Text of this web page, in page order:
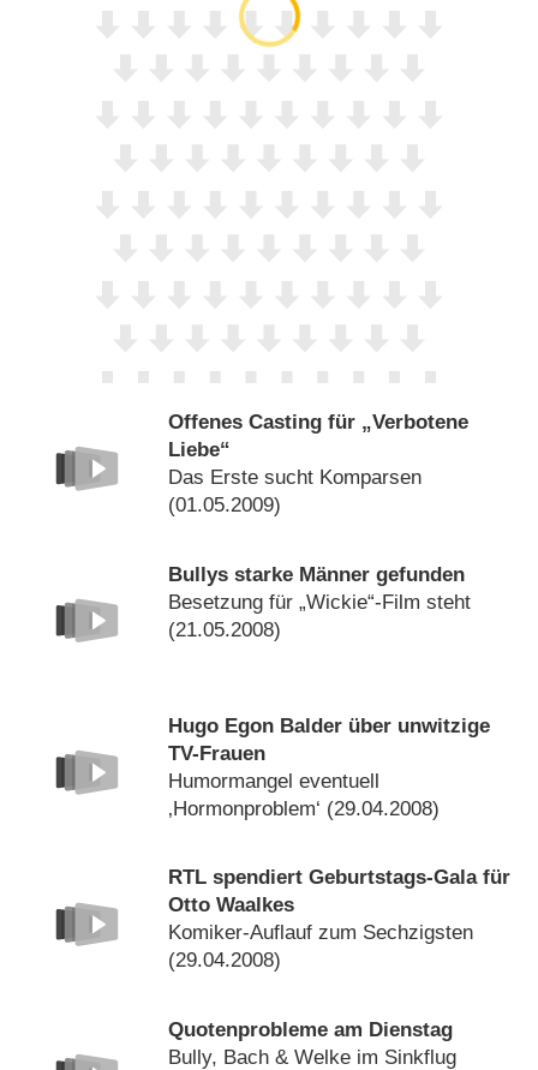
Offenes Casting für „Verbotene
Liebe“
Das Erste sucht Komparsen
(01.05.2009)
Bullys starke Männer gefunden
Besetzung für „Wickie“-Film steht
(21.05.2008)
Hugo Egon Balder über unwitzige
TV-Frauen
Humormangel eventuell
‚Hormonproblem‘ (29.04.2008)
RTL spendiert Geburtstags-Gala für
Otto Waalkes
Komiker-Auflauf zum Sechzigsten
(29.04.2008)
Quotenprobleme am Dienstag
Bully, Bach & Welke im Sinkflug